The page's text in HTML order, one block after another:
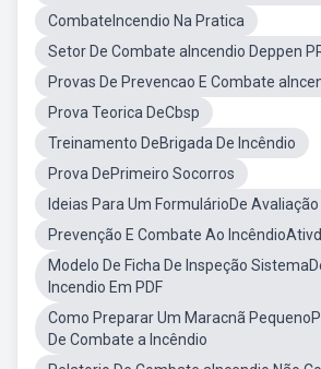
CombateIncendio Na Pratica
Setor De Combate aIncendio Deppen
Provas De Prevencao E Combate
Prova Teorica DeCbsp
Treinamento DeBrigada De Incêndio
Prova DePrimeiro Socorros
Ideias Para Um FormulárioDe
Prevenção E Combate Ao
Modelo De Ficha De Inspeção
Incendio Em PDF
Como Preparar Um Maracnã
De Combate a Incêndio